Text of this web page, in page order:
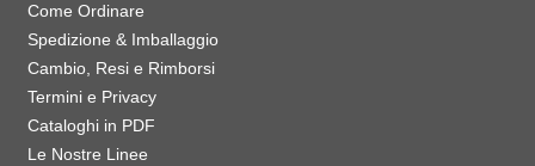
Come Ordinare
Spedizione & Imballaggio
Cambio, Resi e Rimborsi
Termini e Privacy
Cataloghi in PDF
Le Nostre Linee